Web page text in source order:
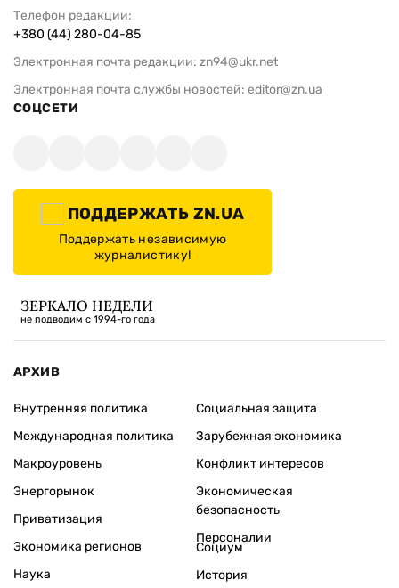
Телефон редакции:
+380 (44) 280-04-85
Электронная почта редакции: zn94@ukr.net
Электронная почта службы новостей: editor@zn.ua
СОЦСЕТИ
ПОДДЕРЖАТЬ ZN.UA
Поддержать независимую
журналистику!
ЗЕРКАЛО НЕДЕЛИ
не подводим с 1994-го года
АРХИВ
Внутренняя политика
Международная политика
Макроуровень
Энергорынок
Приватизация
Экономика регионов
Социальная защита
Зарубежная экономика
Конфликт интересов
Экономическая
безопасность
Персоналии
Наука
Социум
История